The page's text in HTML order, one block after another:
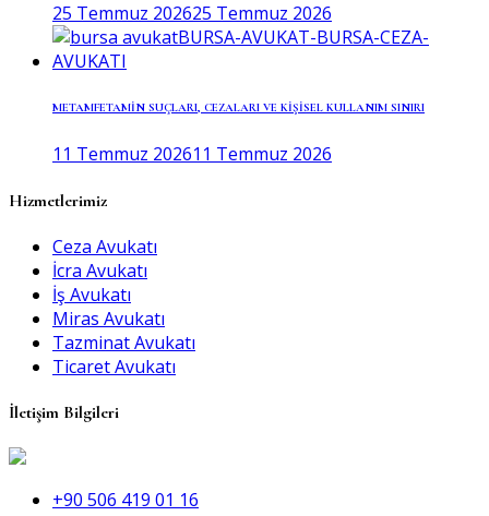
25 Temmuz 202625 Temmuz 2026
METAMFETAMİN SUÇLARI, CEZALARI VE KİŞİSEL KULLANIM SINIRI
11 Temmuz 202611 Temmuz 2026
Hizmetlerimiz
Ceza Avukatı
İcra Avukatı
İş Avukatı
Miras Avukatı
Tazminat Avukatı
Ticaret Avukatı
İletişim Bilgileri
+90 506 419 01 16